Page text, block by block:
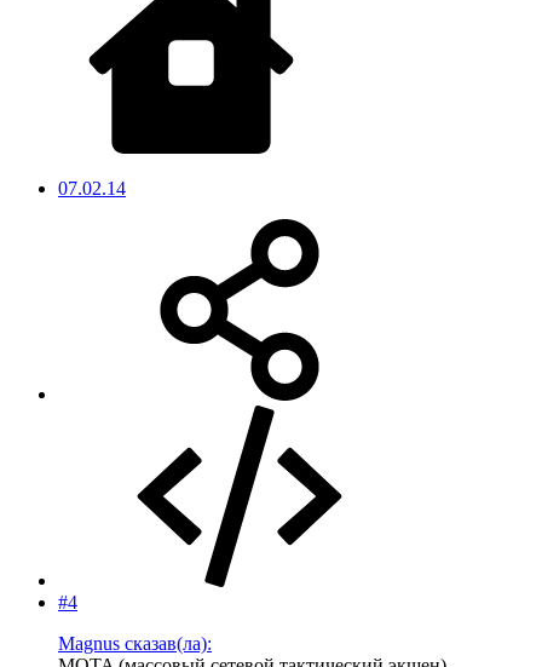
07.02.14
#4
Magnus сказав(ла):